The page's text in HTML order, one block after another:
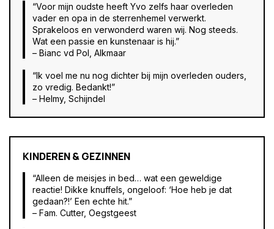
“Voor mijn oudste heeft Yvo zelfs haar overleden
vader en opa in de sterrenhemel verwerkt.
Sprakeloos en verwonderd waren wij. Nog steeds.
Wat een passie en kunstenaar is hij.”
– Bianc vd Pol, Alkmaar
“Ik voel me nu nog dichter bij mijn overleden ouders,
zo vredig. Bedankt!”
– Helmy, Schijndel
KINDEREN & GEZINNEN
“Alleen de meisjes in bed… wat een geweldige
reactie! Dikke knuffels, ongeloof: ‘Hoe heb je dat
gedaan?!’ Een echte hit.”
– Fam. Cutter, Oegstgeest